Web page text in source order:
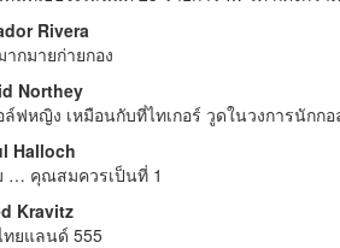
Rivera
กมายก่ายกอง
Northey
หญิง เหมือนกับที่ไทเกอร์ วูดในวงการนักก
Halloch
… คุณสมควรเป็นที่ 1
Kravitz
ทยแลนด์ 555